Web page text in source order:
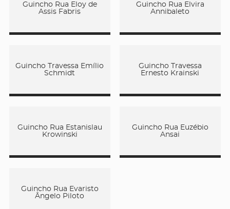
Guincho Rua Eloy de
Assis Fabris
Guincho Rua Elvira
Annibaleto
Guincho Travessa Emílio
Schmidt
Guincho Travessa
Ernesto Krainski
Guincho Rua Estanislau
Krowinski
Guincho Rua Euzébio
Ansai
Guincho Rua Evaristo
Ângelo Piloto